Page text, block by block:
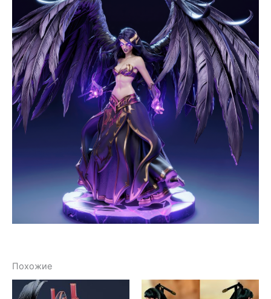
Похожие